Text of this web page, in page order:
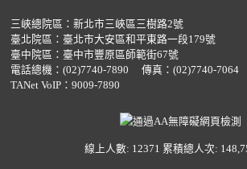
三峽總院區：新北市三峽區三樹路2號
臺北院區：臺北市大安區和平東路一段179號
臺中院區：臺中市豐原區師範街67號
電話總機： (02)7740-7890
傳真：(02)7740-7064
TANet VoIP：9009-7890
線上人數: 12371 累積總人次: